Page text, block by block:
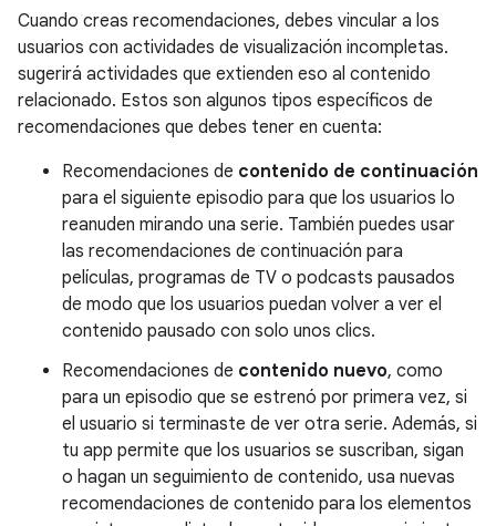
Cuando creas recomendaciones, debes vincular a los
usuarios con actividades de visualización incompletas.
sugerirá actividades que extienden eso al contenido
relacionado. Estos son algunos tipos específicos de
recomendaciones que debes tener en cuenta:
Recomendaciones de contenido de continuación
para el siguiente episodio para que los usuarios lo
reanuden mirando una serie. También puedes usar
las recomendaciones de continuación para
películas, programas de TV o podcasts pausados
de modo que los usuarios puedan volver a ver el
contenido pausado con solo unos clics.
Recomendaciones de contenido nuevo, como
para un episodio que se estrenó por primera vez, si
el usuario si terminaste de ver otra serie. Además, si
tu app permite que los usuarios se suscriban, sigan
o hagan un seguimiento de contenido, usa nuevas
recomendaciones de contenido para los elementos